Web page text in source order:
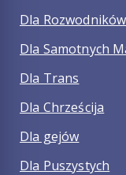
Dla Rozwodników
Dla Samotnych
Dla Trans
Dla Chrześcija
Dla gejów
Dla Puszystych